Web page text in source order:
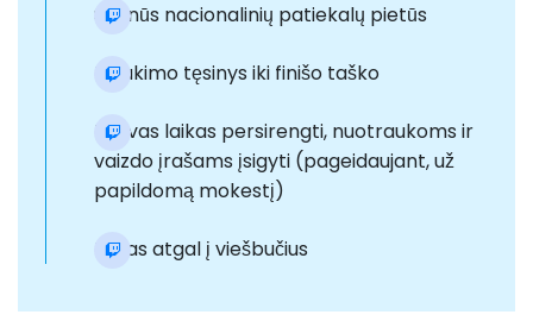
Skanūs nacionalinių patiekalų pietūs
Plaukimo tęsinys iki finišo taško
Laisvas laikas persirengti, nuotraukoms ir
vaizdo įrašams įsigyti (pageidaujant, už
papildomą mokestį)
Kelias atgal į viešbučius